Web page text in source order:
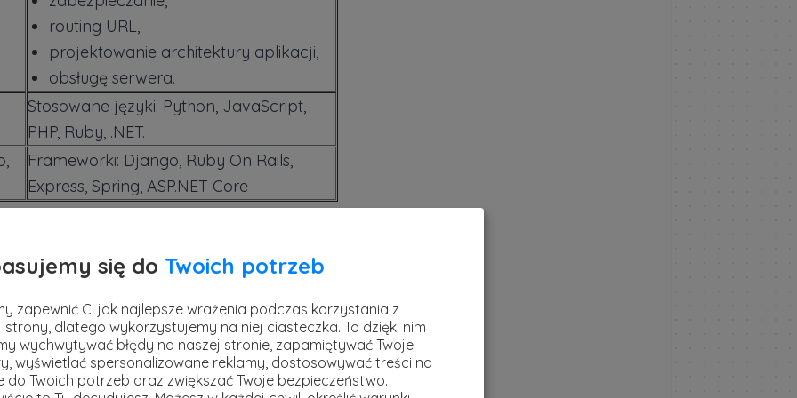
routing URL,
projektowanie architektury aplikacji,
obsługę serwera.
Stosowane języki: Python, JavaScript,
PHP, Ruby, .NET.
Frameworki: Django, Ruby On Rails,
Express, Spring, ASP.NET Core
Developerów
które cieszą się wyjątkowo
Zapoznanie się z nimi w praktyce z
zawodowe nie tylko w 2021, ale
mowa?
się do Twoich potrzeb
zapewnić Ci jak najlepsze wrażenia podczas korzystania z
strony, dlatego wykorzystujemy na niej ciasteczka. To dzięki nim
wychwytywać błędy na naszej stronie, zapamiętywać Twoje
wyświetlać spersonalizowane reklamy, dostosowywać treści na
do Twoich potrzeb oraz zwiększać Twoje bezpieczeństwo.